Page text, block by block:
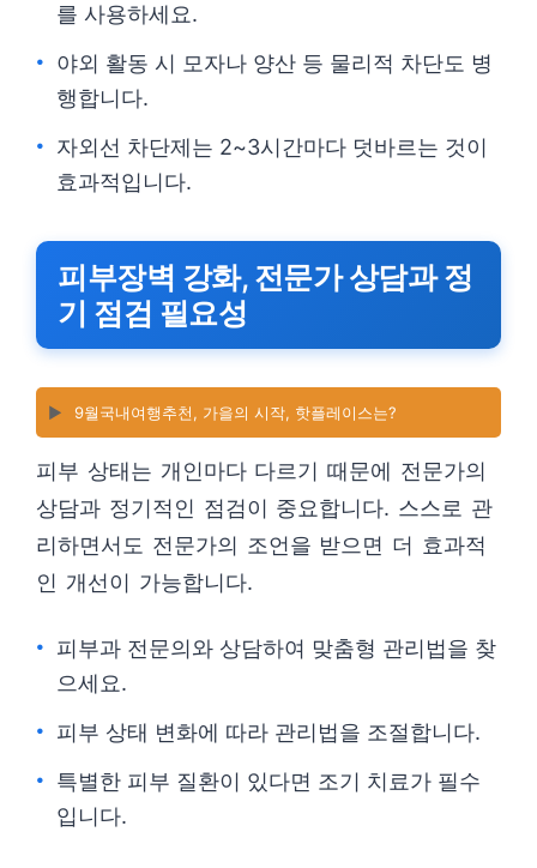
를 사용하세요.
야외 활동 시 모자나 양산 등 물리적 차단도 병
행합니다.
자외선 차단제는 2~3시간마다 덧바르는 것이
효과적입니다.
피부장벽 강화, 전문가 상담과 정
기 점검 필요성
▶️ 9월국내여행추천, 가을의 시작, 핫플레이스는?
피부 상태는 개인마다 다르기 때문에 전문가의
상담과 정기적인 점검이 중요합니다. 스스로 관
리하면서도 전문가의 조언을 받으면 더 효과적
인 개선이 가능합니다.
피부과 전문의와 상담하여 맞춤형 관리법을 찾
으세요.
피부 상태 변화에 따라 관리법을 조절합니다.
특별한 피부 질환이 있다면 조기 치료가 필수
입니다.